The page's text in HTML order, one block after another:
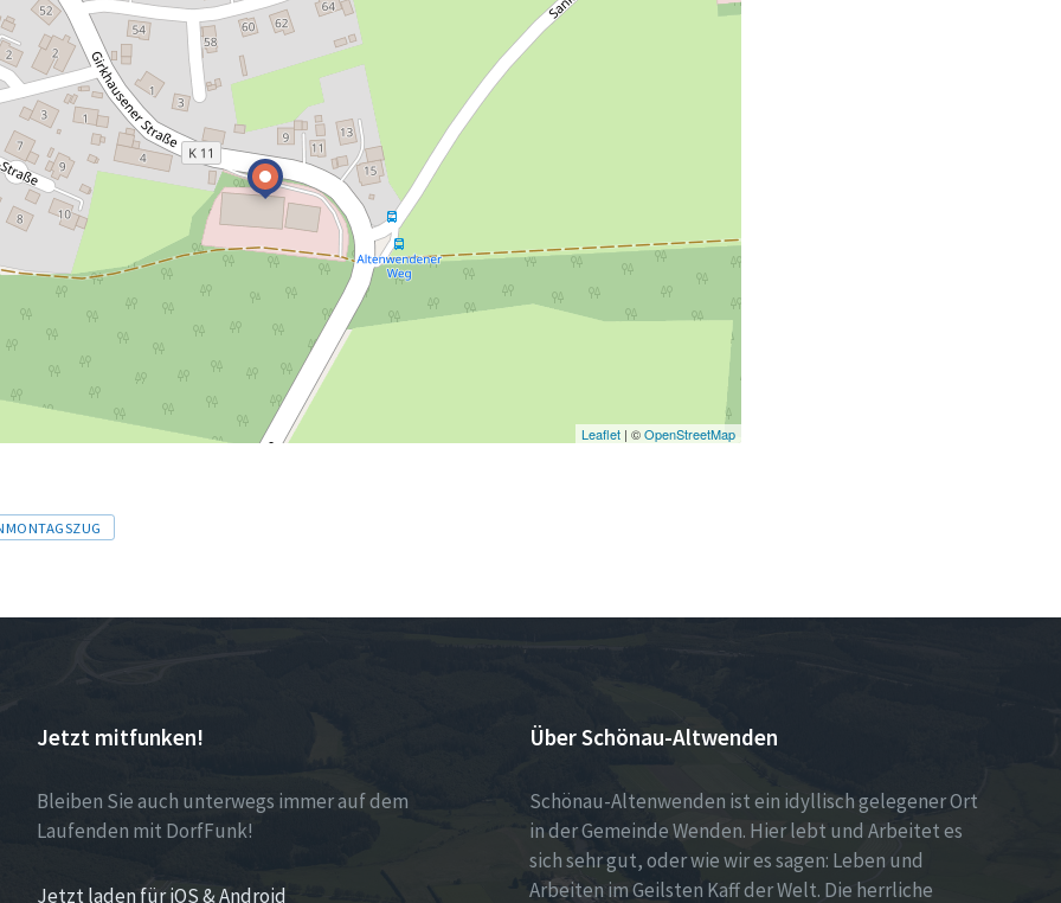
Leaflet| ©OpenStreetMap
Jetzt mitfunken!
Bleiben Sie auch unterwegs immer auf dem
Laufenden mit DorfFunk!
Jetzt laden für iOS & Android
Über Schönau-Altwenden
Schönau-Altenwenden ist ein idyllisch gelegener Ort
in der Gemeinde Wenden. Hier lebt und Arbeitet es
sich sehr gut, oder wie wir es sagen: Leben und
Arbeiten im Geilsten Kaff der Welt. Die herrliche